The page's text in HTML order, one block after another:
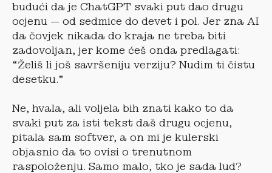
budući da je ChatGPT svaki put dao drugu
ocjenu — od sedmice do devet i pol. Jer zna AI
da čovjek nikada do kraja ne treba biti
zadovoljan, jer kome ćeš onda predlagati:
“Želiš li još savršeniju verziju? Nudim ti čistu
desetku.”
Ne, hvala, ali voljela bih znati kako to da
svaki put za isti tekst daš drugu ocjenu,
pitala sam softver, a on mi je kulerski
objasnio da to ovisi o trenutnom
raspoloženju. Samo malo, tko je sada lud?